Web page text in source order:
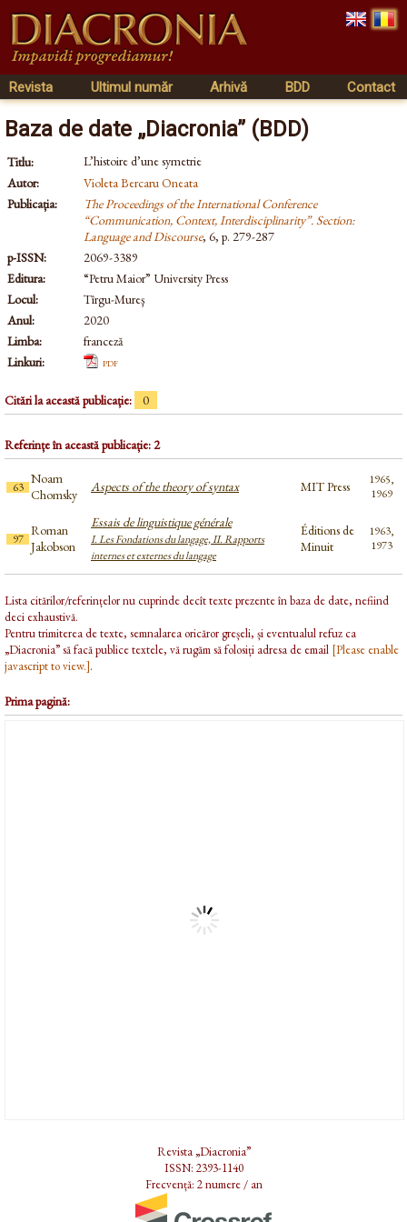
Revista Ultimul număr Arhivă BDD Contact
Baza de date „Diacronia” (BDD)
Titlu:
L’histoire d’une symetrie
Autor:
Violeta Bercaru Oneata
Publicația:
The Proceedings of the International Conference
“Communication, Context, Interdisciplinarity”. Section:
Language and Discourse, 6, p. 279-287
p-ISSN:
2069-3389
Editura:
“Petru Maior” University Press
Locul:
Tîrgu-Mureş
Anul:
2020
Limba:
franceză
Linkuri:
pdf
Citări la această publicație: 0
Referințe în această publicație: 2
63
Noam
Chomsky
Aspects of the theory of syntax MIT Press
1965,
1969
97
Roman
Jakobson
Essais de linguistique générale
I. Les Fondations du langage, II. Rapports
internes et externes du langage
Éditions de
Minuit
1963,
1973
Lista citărilor/referințelor nu cuprinde decît texte prezente în baza de date, nefiind
deci exhaustivă.
Pentru trimiterea de texte, semnalarea oricăror greșeli, și eventualul refuz ca
„Diacronia” să facă publice textele, vă rugăm să folosiți adresa de email [Please enable
javascript to view.].
Prima pagină:
Revista „Diacronia”
ISSN: 2393-1140
Frecvență: 2 numere / an